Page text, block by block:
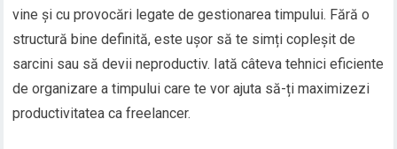
vine și cu provocări legate de gestionarea timpului. Fără o
structură bine definită, este ușor să te simți copleșit de
sarcini sau să devii neproductiv. Iată câteva tehnici eficiente
de organizare a timpului care te vor ajuta să-ți maximizezi
productivitatea ca freelancer.